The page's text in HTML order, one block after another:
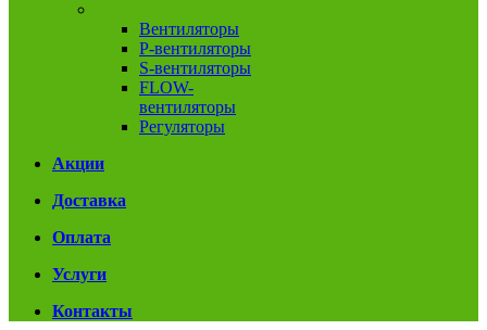
Вентиляторы
P-вентиляторы
S-вентиляторы
FLOW-
вентиляторы
Регуляторы
Акции
Доставка
Оплата
Услуги
Контакты